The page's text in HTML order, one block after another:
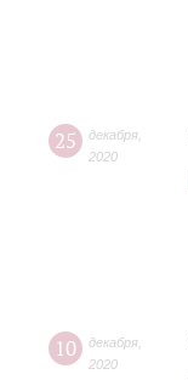
25 декабря
2020
10 декабря
2020